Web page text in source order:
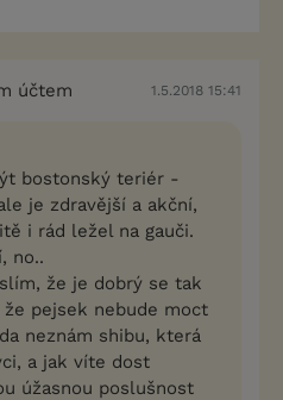
účtem 1.5.2018 15:41
bostonský teriér -
je zdravější a akční,
i rád ležel na gauči.
no..
že je dobrý se tak
pejsek nebude moct
neznám shibu, která
a jak víte dost
úžasnou poslušnost